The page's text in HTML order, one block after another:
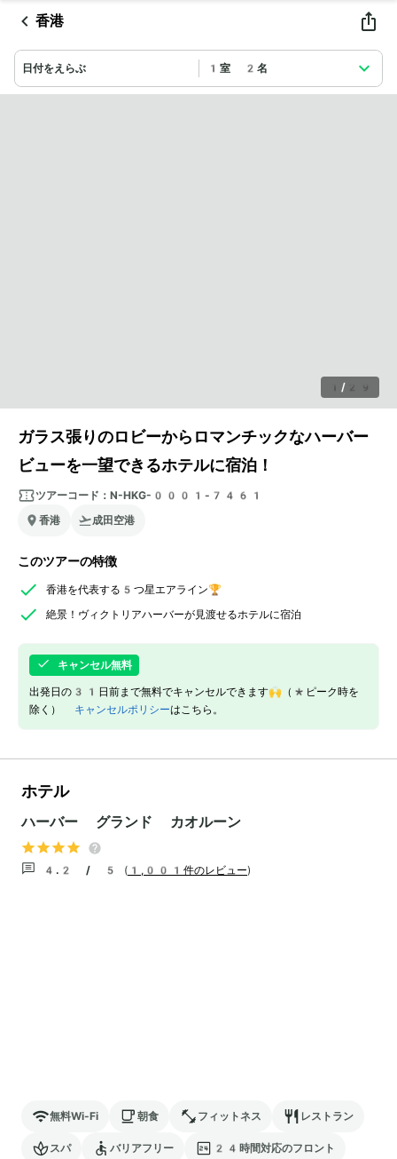
香港
日付をえらぶ 1室 2名
1 / 29
ガラス張りのロビーからロマンチックなハーバー
ビューを一望できるホテルに宿泊！
ツアーコード： N-HKG-0001-7461
香港
成田空港
このツアーの特徴
香港を代表する5つ星エアライン🏆
絶景！ヴィクトリアハーバーが見渡せるホテルに宿泊
キャンセル無料
出発日の31日前まで無料でキャンセルできます🙌（*ピーク時を
除く） キャンセルポリシーはこちら。
ホテル
ハーバー グランド カオルーン
4.2 / 5 ( 1,001件のレビュー)
無料Wi-Fi 朝食 フィットネス レストラン
スパ バリアフリー 24時間対応のフロント